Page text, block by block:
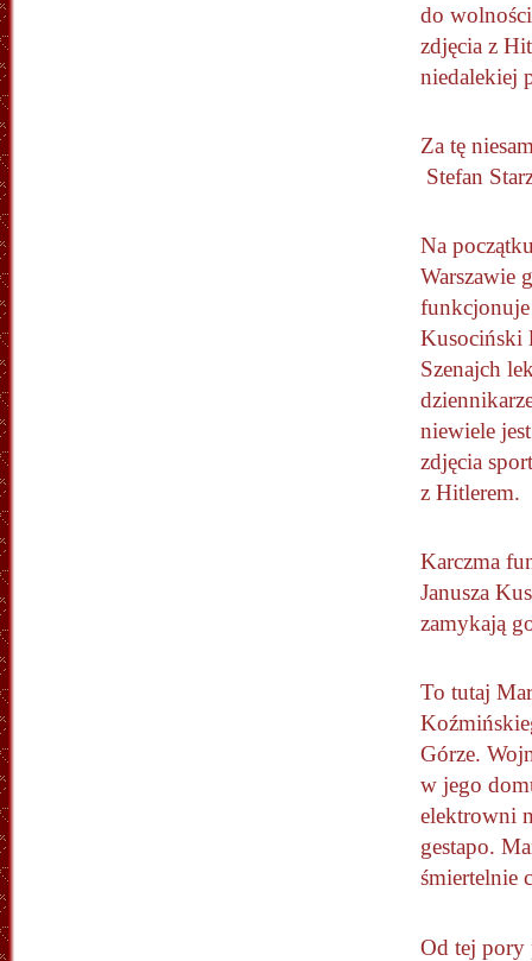
do
zdjęcia z
niedalekiej
Za tę
Stefan
Na
Warszawie
funkcjonuje
Kusociński
Szenajch
niewiele
zdjęcia
z Hitlerem.
Karczma
Janusza
zamykają
To tutaj
Górze.
w jego
elektrowni
gestapo.
śmiertelnie
Od tej pory